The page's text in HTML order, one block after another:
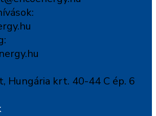
Hungária krt. 40-44 C ép. 6